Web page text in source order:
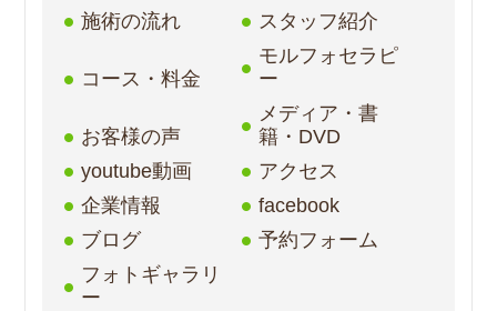
施術の流れ
スタッフ紹介
コース・料金
モルフォセラピ
ー
お客様の声
メディア・書
籍・DVD
youtube動画
アクセス
企業情報
facebook
ブログ
予約フォーム
フォトギャラリ
ー